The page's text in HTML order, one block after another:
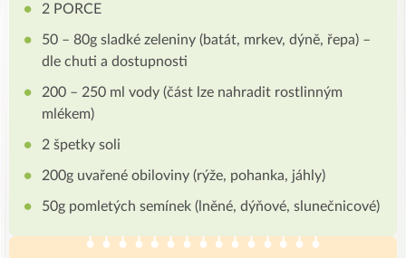
2 PORCE
50 – 80g sladké zeleniny (batát, mrkev, dýně, řepa) –
dle chuti a dostupnosti
200 – 250 ml vody (část lze nahradit rostlinným
mlékem)
2 špetky soli
200g uvařené obiloviny (rýže, pohanka, jáhly)
50g pomletých semínek (lněné, dýňové, slunečnicové)